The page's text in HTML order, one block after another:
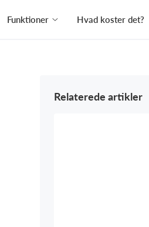
Funktioner Hvad koster det?
Relaterede artikler